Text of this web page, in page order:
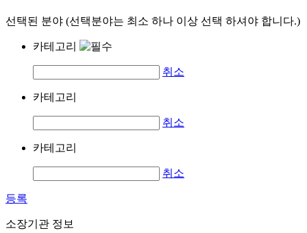
선택된 분야 (선택분야는 최소 하나 이상 선택 하셔야 합니다.)
카테고리
취소
카테고리
취소
카테고리
취소
등록
소장기관 정보